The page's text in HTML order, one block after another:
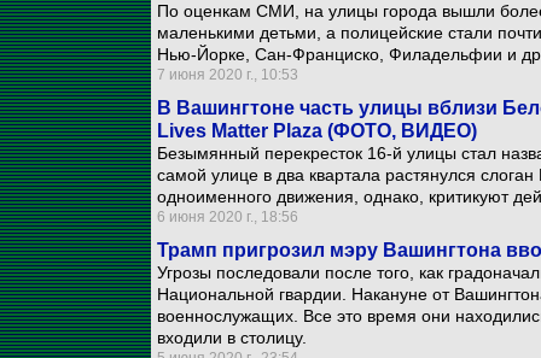
По оценкам СМИ, на улицы города вышли
маленькими детьми, а полицейские стали
Нью-Йорке, Сан-Франциско, Филадельфии и
7 июня 2020 г., 10:53
В Вашингтоне часть улицы вблизи
Lives Matter Plaza (ФОТО, ВИДЕО)
Безымянный перекресток 16-й улицы стал
самой улице в два квартала растянулся
одноименного движения, однако, критикуют
6 июня 2020 г., 18:56
Трамп пригрозил мэру Вашингтона
Угрозы последовали после того, как
Национальной гвардии. Накануне от
военнослужащих. Все это время они
входили в столицу.